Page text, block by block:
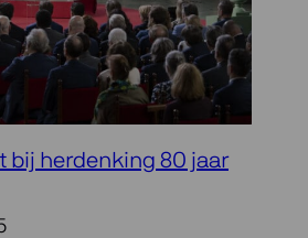
bij herdenking 80 jaar